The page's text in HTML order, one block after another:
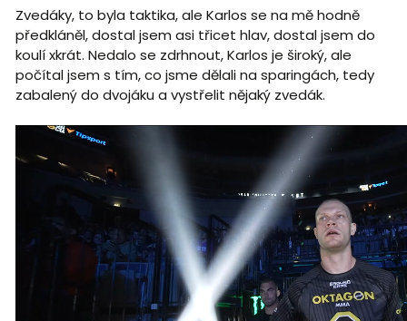
Zvedáky, to byla taktika, ale Karlos se na mě hodně
předkláněl, dostal jsem asi třicet hlav, dostal jsem do
koulí xkrát. Nedalo se zdrhnout, Karlos je široký, ale
počítal jsem s tím, co jsme dělali na sparingách, tedy
zabalený do dvojáku a vystřelit nějaký zvedák.